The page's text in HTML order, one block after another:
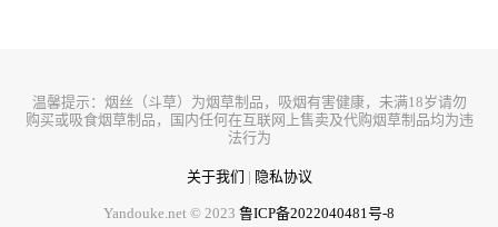
温馨提示：烟丝（斗草）为烟草制品，吸烟有害健康，未满18岁请勿
购买或吸食烟草制品，国内任何在互联网上售卖及代购烟草制品均为违
法行为
关于我们 | 隐私协议
Yandouke.net © 2023 鲁ICP备2022040481号-8